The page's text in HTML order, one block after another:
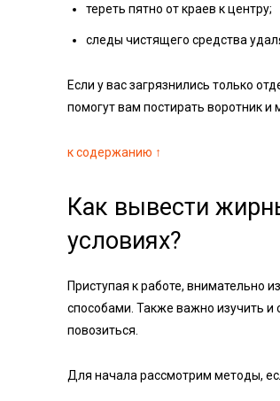
тереть пятно от краев к центру;
следы чистящего средства
Если у вас загрязнились только
помогут вам постирать воротник и
к содержанию ↑
Как вывести
условиях?
Приступая к работе, внимательно
способами. Также важно изучить и
повозиться.
Для начала рассмотрим методы,